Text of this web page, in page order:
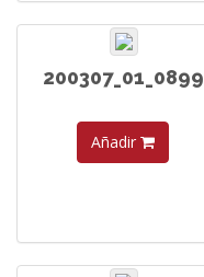
200307_01_0899
Añadir